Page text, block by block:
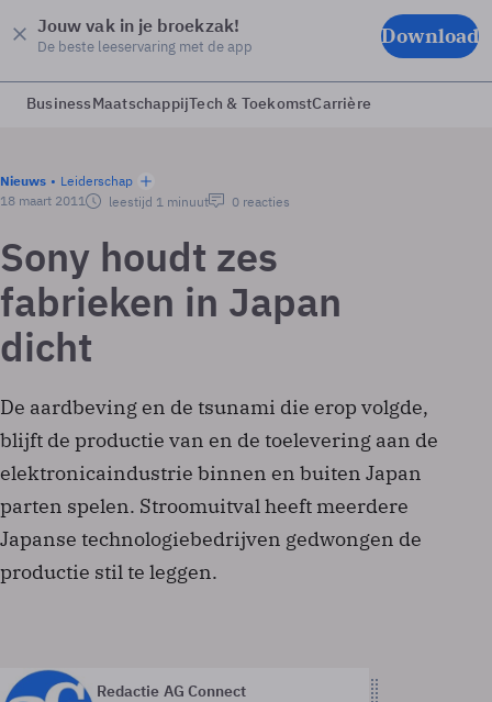
Jouw vak in je broekzak!
De beste leeservaring met de app Download
BusinessMaatschappijTech & ToekomstCarrière
Nieuws
Leiderschap
18 maart 2011
leestijd 1 minuut 0 reacties
Sony houdt zes
fabrieken in Japan
dicht
De aardbeving en de tsunami die erop volgde,
blijft de productie van en de toelevering aan de
elektronicaindustrie binnen en buiten Japan
parten spelen. Stroomuitval heeft meerdere
Japanse technologiebedrijven gedwongen de
productie stil te leggen.
Redactie AG Connect